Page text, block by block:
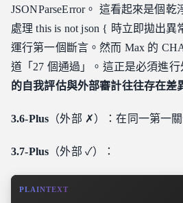
JSONParseError。 這看起來是個
處理 this is not json { 時立即拋出
運行第一個斷言。然而 Max 的
道「27 個通過」。這正是必須進行
的自我評估與外部審計往往存在差
3.6-Plus （外部 ✗）：在同一第一
3.7-Plus （外部 ✓）：
PLAINTEXT